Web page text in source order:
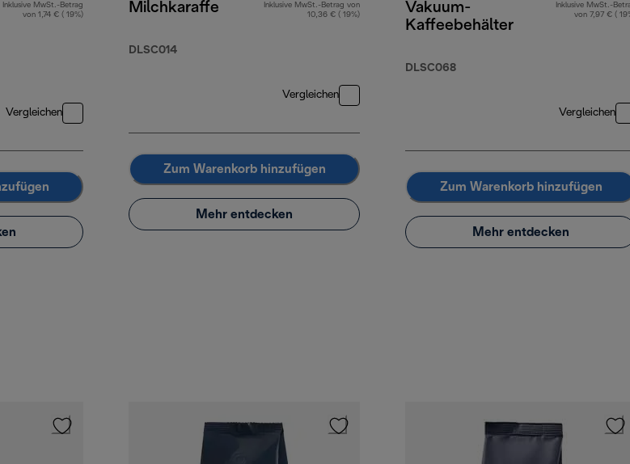
Inklusive MwSt.-Betrag
von 1,74 € ( 19%)
Vergleichen
Milchkaraffe
DLSC014
Inklusive MwSt.-Betrag von
10,36 € ( 19%)
Vergleichen
Zum Warenkorb hinzufügen
Mehr entdecken
Vakuum-
Kaffeebehälter
DLSC068
Inklusive MwSt.-
von 7,97 € (
Vergleichen
Zum Warenkorb hinzufügen
Mehr entdecken